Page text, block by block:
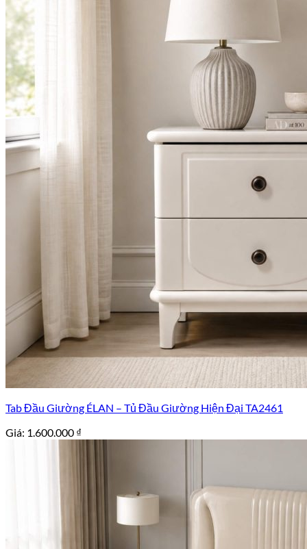
Tab Đầu Giường ÉLAN – Tủ Đầu Giường Hiện Đại TA2461
Giá: 1.600.000 ₫